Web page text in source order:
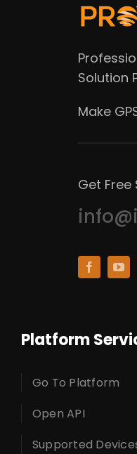
Solution
Make
Get
Platform
Go To Platform
Open API
Supported